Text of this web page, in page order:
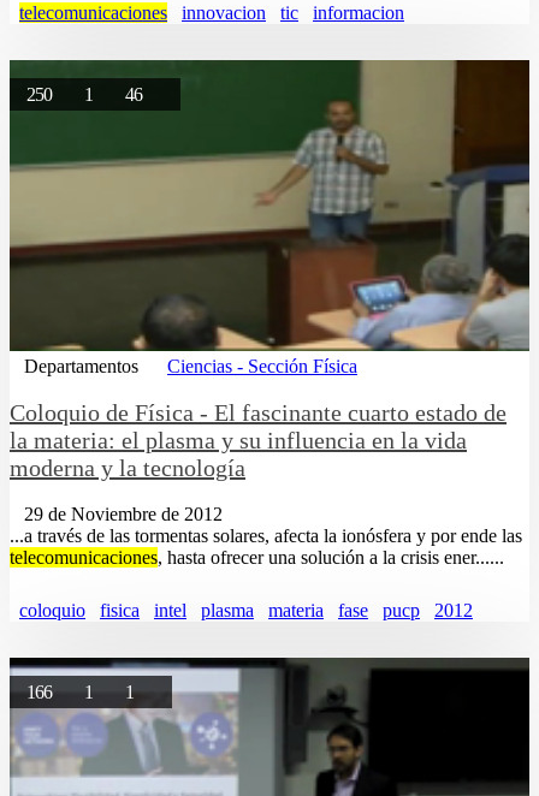
telecomunicaciones innovacion tic informacion
250 1 46
Departamentos Ciencias - Sección Física
Coloquio de Física - El fascinante cuarto estado de
la materia: el plasma y su influencia en la vida
moderna y la tecnología
29 de Noviembre de 2012
...a través de las tormentas solares, afecta la ionósfera y por ende las
telecomunicaciones, hasta ofrecer una solución a la crisis ener......
coloquio fisica intel plasma materia fase pucp 2012
166 1 1